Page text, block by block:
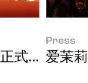
皮肤病研
式入驻英
Press
爱茉